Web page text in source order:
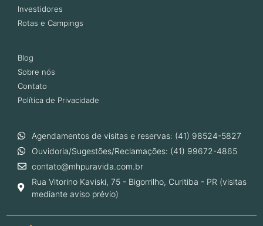
Investidores
Rotas e Campings
Blog
Sobre nós
Contato
Política de Privacidade
Agendamentos de visitas e reservas: (41) 98524-5827
Ouvidoria/Sugestões/Reclamações: (41) 99672-4865
contato@mhpuravida.com.br
Rua Vitorino Kaviski, 75 - Bigorrilho, Curitiba - PR (visitas
mediante aviso prévio)